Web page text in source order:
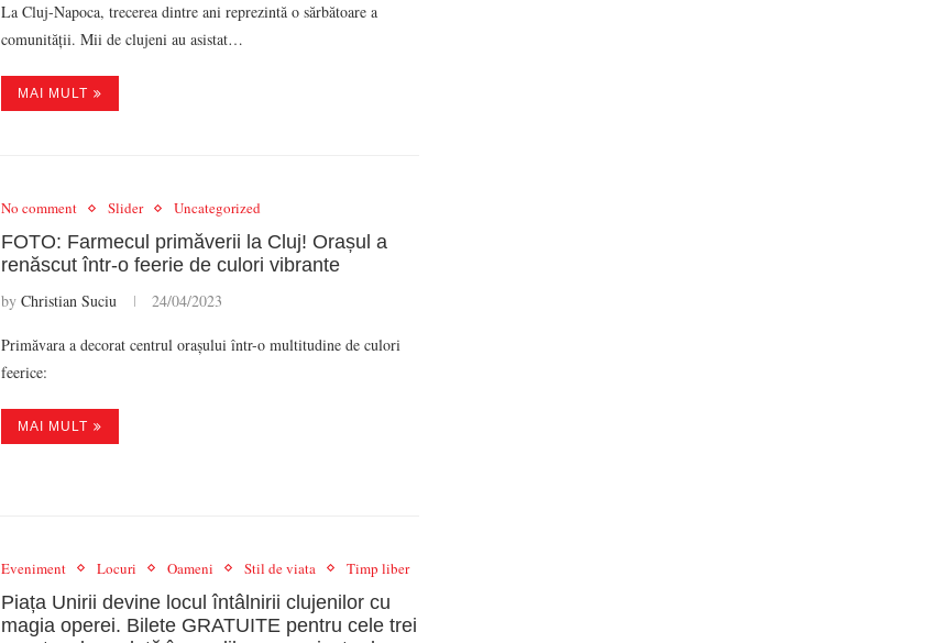
La Cluj-Napoca, trecerea dintre ani reprezintă o sărbătoare a
comunității. Mii de clujeni au asistat…
MAI MULT
No comment Slider Uncategorized
FOTO: Farmecul primăverii la Cluj! Orașul a
renăscut într-o feerie de culori vibrante
by Christian Suciu 24/04/2023
Primăvara a decorat centrul orașului într-o multitudine de culori
feerice:
MAI MULT
Eveniment Locuri Oameni Stil de viata Timp liber
Piața Unirii devine locul întâlnirii clujenilor cu
magia operei. Bilete GRATUITE pentru cele trei